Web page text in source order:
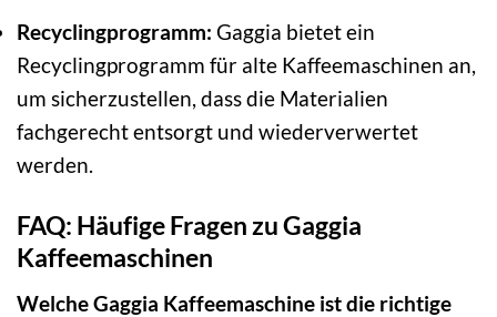
Recyclingprogramm: Gaggia bietet ein
Recyclingprogramm für alte Kaffeemaschinen an,
um sicherzustellen, dass die Materialien
fachgerecht entsorgt und wiederverwertet
werden.
FAQ: Häufige Fragen zu Gaggia
Kaffeemaschinen
Welche Gaggia Kaffeemaschine ist die richtige